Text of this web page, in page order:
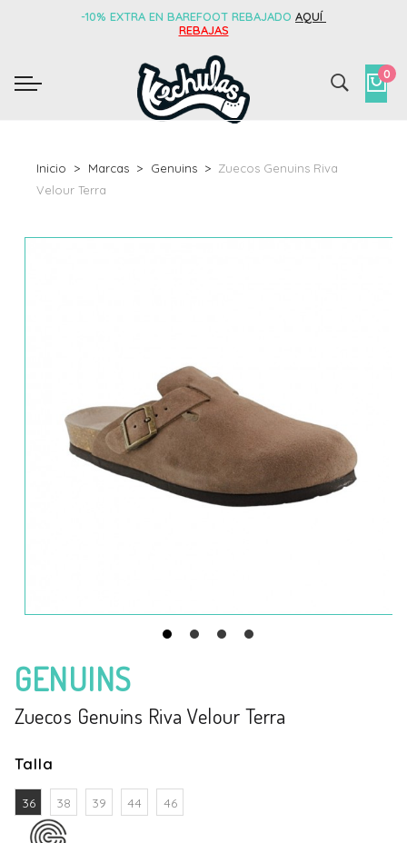
-10% EXTRA EN BAREFOOT REBAJADO AQUÍ
REBAJAS
0
Inicio Marcas Genuins
Zuecos Genuins Riva
Velour Terra
GENUINS
Zuecos Genuins Riva Velour Terra
Talla
36 38 39 44 46